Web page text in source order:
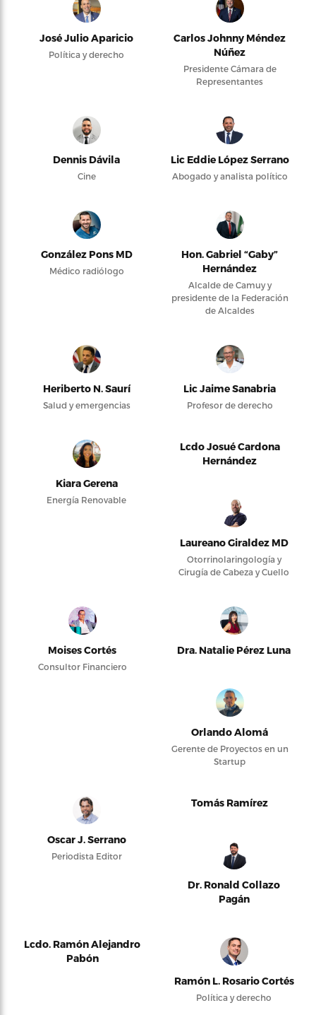
José Julio Aparicio
Política y derecho
Carlos Johnny Méndez
Núñez
Presidente Cámara de
Representantes
Dennis Dávila
Cine
Lic Eddie López Serrano
Abogado y analista político
González Pons MD
Médico radiólogo
Hon. Gabriel “Gaby”
Hernández
Alcalde de Camuy y
presidente de la Federación
de Alcaldes
Heriberto N. Saurí
Salud y emergencias
Lic Jaime Sanabria
Profesor de derecho
Kiara Gerena
Energía Renovable
Lcdo Josué Cardona
Hernández
Laureano Giraldez MD
Otorrinolaringología y
Cirugía de Cabeza y Cuello
Moises Cortés
Consultor Financiero
Dra. Natalie Pérez Luna
Orlando Alomá
Gerente de Proyectos en un
Startup
Oscar J. Serrano
Periodista Editor
Tomás Ramírez
Dr. Ronald Collazo
Pagán
Lcdo. Ramón Alejandro
Pabón
Ramón L. Rosario Cortés
Política y derecho